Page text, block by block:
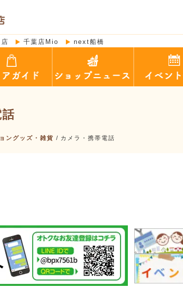
千葉店Mio next船橋
ングッズ・雑貨 / カメラ・携帯電話